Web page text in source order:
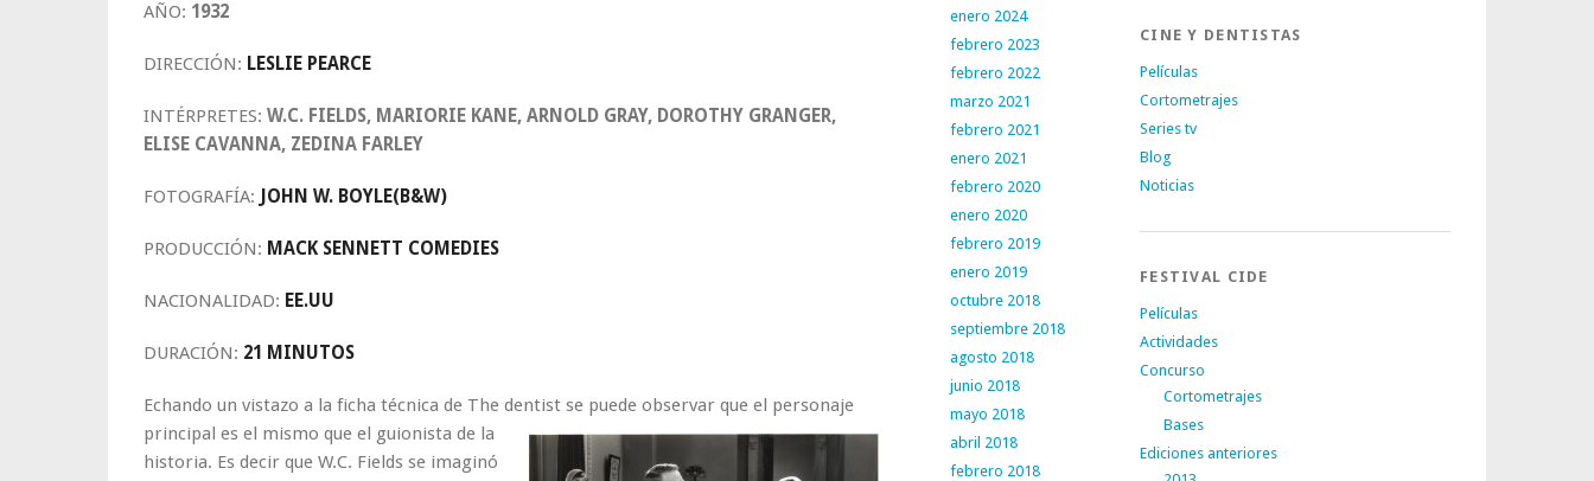
AÑO: 1932
DIRECCIÓN: LESLIE PEARCE
INTÉRPRETES: W.C. FIELDS, MARIORIE KANE, ARNOLD GRAY, DOROTHY GRANGER,
ELISE CAVANNA, ZEDINA FARLEY
FOTOGRAFÍA: JOHN W. BOYLE(B&W)
PRODUCCIÓN: MACK SENNETT COMEDIES
NACIONALIDAD: EE.UU
DURACIÓN: 21 MINUTOS
Echando un vistazo a la ficha técnica de The dentist se puede observar que el personaje
principal es el mismo que el guionista de la
historia. Es decir que W.C. Fields se imaginó
enero 2024
febrero 2023
febrero 2022
marzo 2021
febrero 2021
enero 2021
febrero 2020
enero 2020
febrero 2019
enero 2019
octubre 2018
septiembre 2018
agosto 2018
junio 2018
mayo 2018
abril 2018
febrero 2018
CINE Y DENTISTAS
Películas
Cortometrajes
Series tv
Blog
Noticias
FESTIVAL CIDE
Películas
Actividades
Concurso
Cortometrajes
Bases
Ediciones anteriores